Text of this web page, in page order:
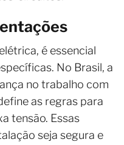
é essencial
No Brasil, a
no trabalho com
as regras para
tensão. Essas
seja segura e